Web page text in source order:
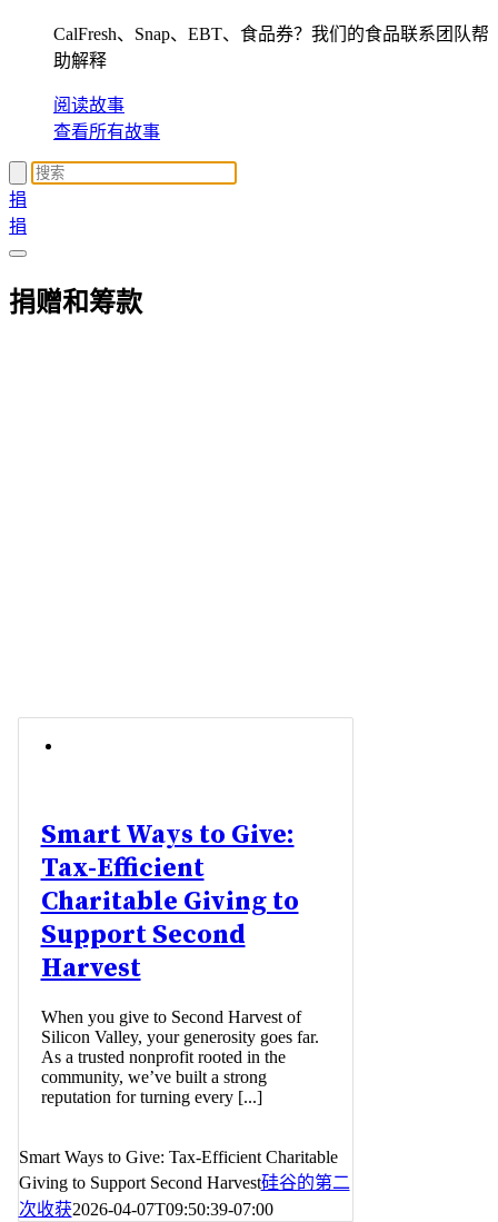
CalFresh、Snap、EBT、食品券？我们的食品联系团队帮
助解释
阅读故事
查看所有故事
捐
捐
捐赠和筹款
Smart Ways to Give:
Tax-Efficient
Charitable Giving to
Support Second
Harvest
When you give to Second Harvest of
Silicon Valley, your generosity goes far.
As a trusted nonprofit rooted in the
community, we’ve built a strong
reputation for turning every [...]
Smart Ways to Give: Tax-Efficient Charitable
Giving to Support Second Harvest硅谷的第二
次收获2026-04-07T09:50:39-07:00